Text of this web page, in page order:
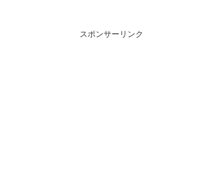
スポンサーリンク